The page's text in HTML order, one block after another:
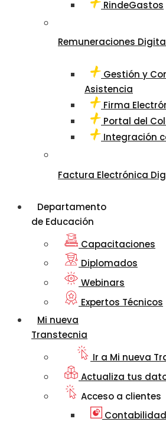
RindeGastos
Remuneraciones
Gestión y
Asistencia
Firma
Portal del
Integración
Factura Electrónica
Departamento
de Educación
Capacitaciones
Diplomados
Webinars
Expertos Técnicos
Mi nueva
Transtecnia
Ir a Mi nueva
Actualiza tus
Acceso a clientes